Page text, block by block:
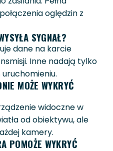
oględzin z
SYGNAŁ?
dane na karcie
Inne nadają tylko
MOŻE WYKRYĆ
widoczne w
od obiektywu, ale
kamery.
POMOŻE WYKRYĆ